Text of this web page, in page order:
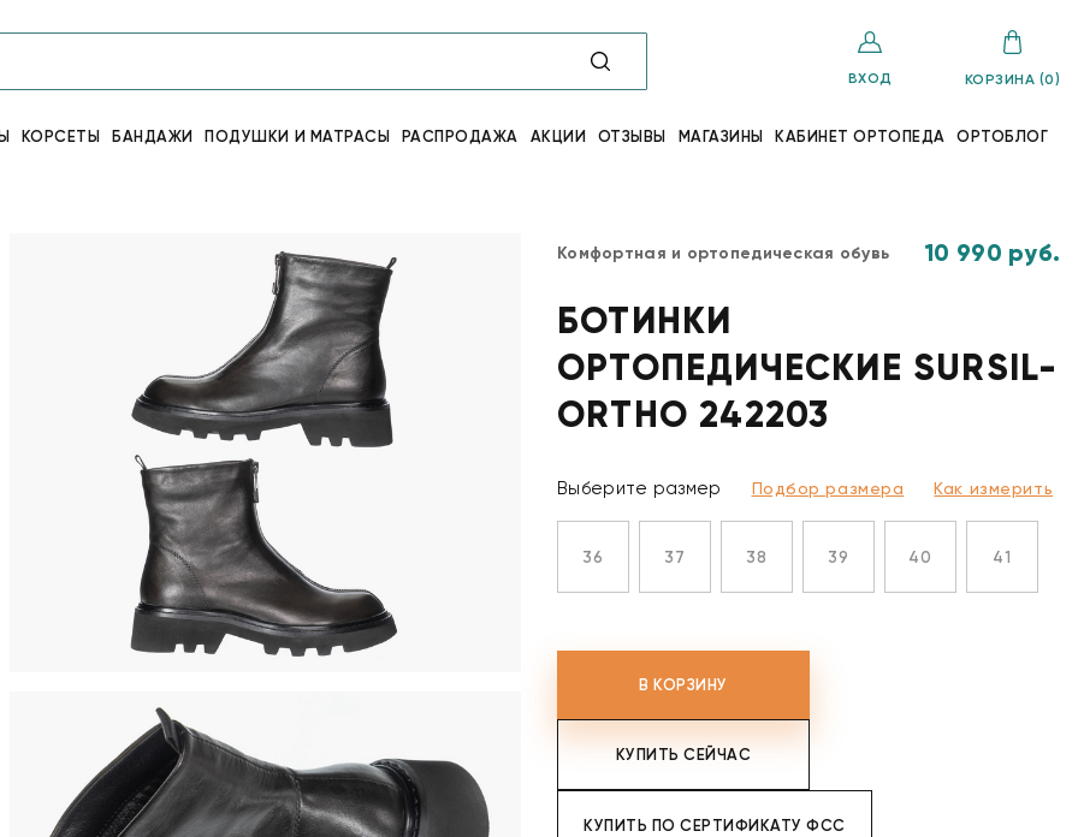
ВХОД КОРЗИНА (0)
КОРСЕТЫ БАНДАЖИ ПОДУШКИ И МАТРАСЫ РАСПРОДАЖА АКЦИИ ОТЗЫВЫ МАГАЗИНЫ КАБИНЕТ ОРТОПЕДА ОРТОБЛОГ
Комфортная и ортопедическая обувь 10 990 руб.
БОТИНКИ
ОРТОПЕДИЧЕСКИЕ SURSIL-
ORTHO 242203
Выберите размер Подбор размера Как измерить
36 37 38 39 40 41
В КОРЗИНУ
КУПИТЬ СЕЙЧАС
КУПИТЬ ПО СЕРТИФИКАТУ ФСС